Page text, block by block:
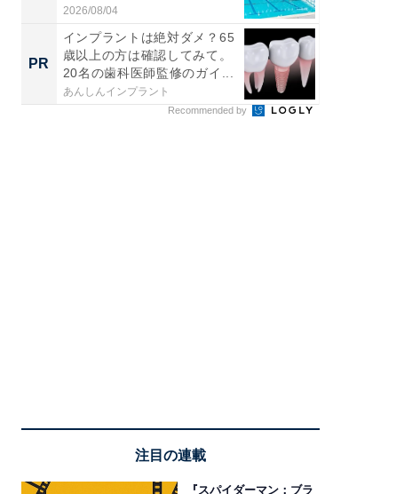
2026/08/04
PR
インプラントは絶対ダメ？65
歳以上の方は確認してみて。
20名の歯科医師監修のガイ...
あんしんインプラント
Recommended by
注目の連載
『スパイダーマン：ブラ